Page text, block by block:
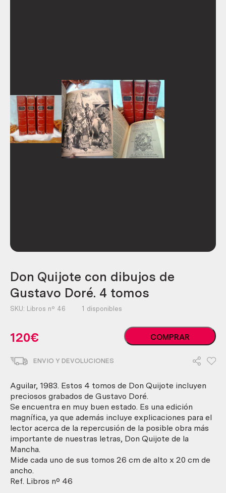
Don Quijote con dibujos de
Gustavo Doré. 4 tomos
SKU: Libros nº 46 1 disponibles
120€
Don
Quijote
Gustavo
Doré.
4
tomos
cantidad
COMPRAR
ENVIO Y DEVOLUCIONES
Aguilar, 1983. Estos 4 tomos de Don Quijote incluyen
preciosos grabados de Gustavo Doré.
Se encuentra en muy buen estado. Es una edición
magnífica, ya que además incluye explicaciones para el
lector acerca de la repercusión de la posible obra más
importante de nuestras letras, Don Quijote de la
Mancha.
Mide cada uno de sus tomos 26 cm de alto x 20 cm de
ancho.
Ref. Libros nº 46